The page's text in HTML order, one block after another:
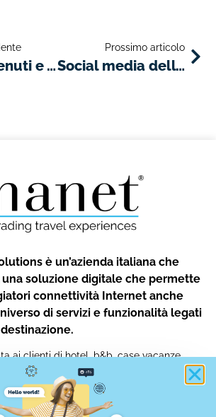
Tanti contenuti e vantaggi online ed offline per far vivere agli ospiti d’hotel il meglio dell’Italia
Prossimo articolo
Social media dell’ospitalità: cosa vuole il tuo pubblico?
è un’azienda italiana che
soluzione digitale che permette
connettività Internet anche
di servizi e funzionalità legati
ai clienti di hotel, b&b, case vacanze,
e qualsiasi altro operatore turistico
nell’ambito dei viaggi.